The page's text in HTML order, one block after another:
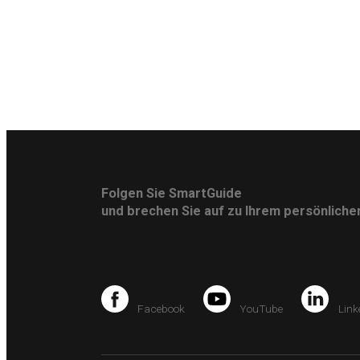
Folgen Sie SmartGuide
und brechen Sie auf zu Ihrem
Facebook YouTube